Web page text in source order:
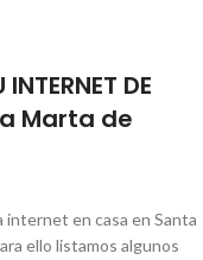
DE
Marta de
internet en casa en Santa
ello listamos algunos